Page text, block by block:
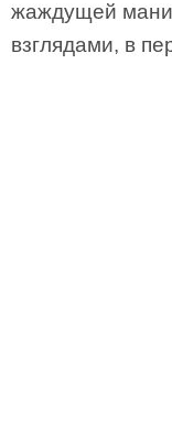
жаждущей
взглядами, в